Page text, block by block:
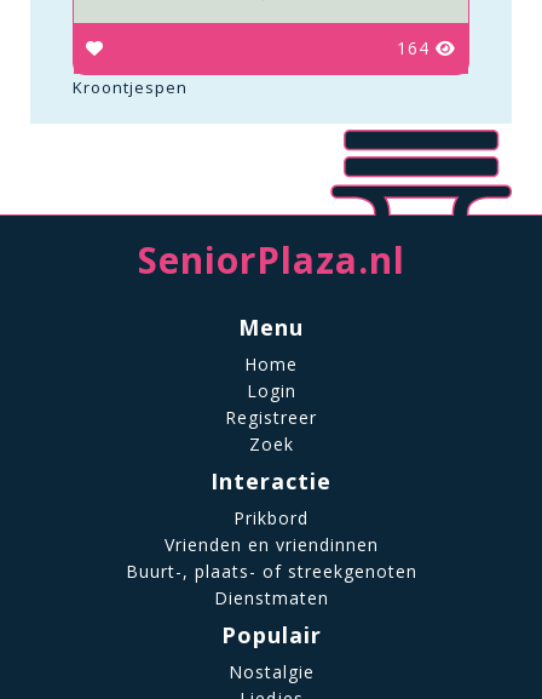
164
Kroontjespen
SeniorPlaza.nl
Menu
Home
Login
Registreer
Zoek
Interactie
Prikbord
Vrienden en vriendinnen
Buurt-, plaats- of streekgenoten
Dienstmaten
Populair
Nostalgie